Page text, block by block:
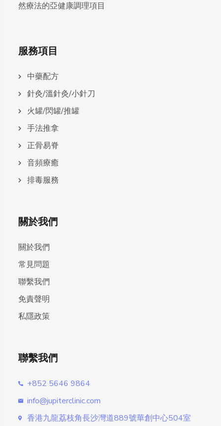
然療法的亞健康調理項目
服務項目
中藥配方
針灸/溫針灸/小針刀
火罐/閃罐/推罐
手法推拿
正骨易脊
⾳頻療癒
排毒服務
關於我們
關於我們
常見問題
聯繫我們
免責聲明
私隱政策
聯繫我們
+852 5646 9864
info@jupiterclinic.com
香港九龍荔枝角長沙灣道889號華創中心504室